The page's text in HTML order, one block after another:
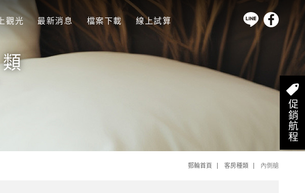
觀光 最新消息 檔案下載 線上試算
類
郵輪首頁 客房種類 內側艙
促銷航程